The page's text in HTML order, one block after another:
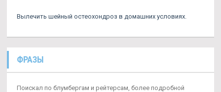
Вылечить шейный остеохондроз в домашних условиях.
ФРАЗЫ
Поискал по блумбергам и рейтерсам, более подробной